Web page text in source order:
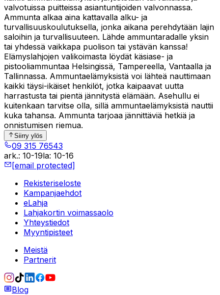
valvotuissa puitteissa asiantuntijoiden valvonnassa.
Ammunta alkaa aina kattavalla alku- ja
turvallisuuskoulutuksella, jonka aikana perehdytään lajin
saloihin ja turvallisuuteen. Lähde ammuntaradalle yksin
tai yhdessä vaikkapa puolison tai ystävän kanssa!
Elämyslahjojen valikoimasta löydät käsiase- ja
pistooliammuntaa Helsingissä, Tampereella, Vantaalla ja
Tallinnassa. Ammuntaelämyksistä voi lähteä nauttimaan
kaikki täysi-ikäiset henkilöt, jotka kaipaavat uutta
harrastusta tai pientä jännitystä elämään. Asehullu ei
kuitenkaan tarvitse olla, sillä ammuntaelämyksistä nauttii
kuka tahansa. Ammunta tarjoaa jännittäviä hetkiä ja
onnistumisen riemua.
Siirry ylös
09 315 76543
ark.: 10-19la: 10-16
[email protected]
Rekisteriseloste
Kampanjaehdot
eLahja
Lahjakortin voimassaolo
Yhteystiedot
Myyntipisteet
Meistä
Partnerit
Blog